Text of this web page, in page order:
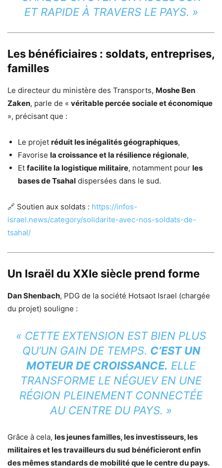
ET RAPIDE À TRAVERS LE PAYS. »
Les bénéficiaires : soldats, entreprises,
familles
Le directeur du ministère des Transports, Moshe Ben
Zaken, parle de « véritable percée sociale et économique
», précisant que :
Le projet réduit les inégalités géographiques,
Favorise la croissance et la résilience régionale,
Et facilite la logistique militaire, notamment pour les
bases de Tsahal dispersées dans le sud.
🔗 Soutien aux soldats : https://infos-
israel.news/category/solidarite-avec-nos-soldats-de-
tsahal/
Un Israël du XXIe siècle prend forme
Dan Shenbach, PDG de la société Hotsaot Israel (chargée
du projet) souligne :
« CETTE EXTENSION EST BIEN PLUS
QU’UN GAIN DE TEMPS. C’EST UN
MOTEUR DE CROISSANCE. ELLE
TRANSFORME LE NÉGUEV EN UNE
RÉGION PLEINEMENT CONNECTÉE
AU CENTRE DU PAYS. »
Grâce à cela, les jeunes familles, les investisseurs, les
militaires et les travailleurs du sud bénéficieront enfin
des mêmes standards de mobilité que le centre du pays.